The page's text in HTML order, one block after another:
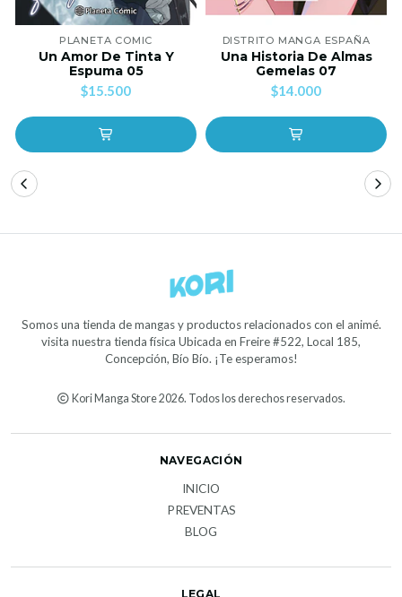
PLANETA COMIC
Un Amor De Tinta Y
Espuma 05
$15.500
DISTRITO MANGA ESPAÑA
Una Historia De Almas
Gemelas 07
$14.000
Somos una tienda de mangas y productos relacionados con el animé.
visita nuestra tienda física Ubicada en Freire #522, Local 185,
Concepción, Bío Bío. ¡Te esperamos!
Kori Manga Store 2026. Todos los derechos reservados.
NAVEGACIÓN
INICIO
PREVENTAS
BLOG
LEGAL